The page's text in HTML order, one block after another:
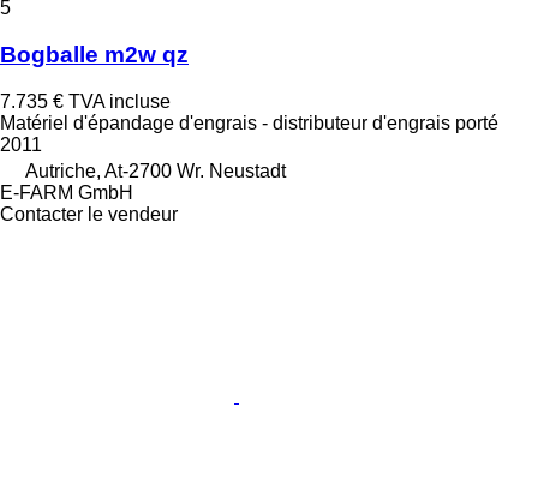
5
Bogballe m2w qz
7.735 € TVA incluse
Matériel d'épandage d'engrais - distributeur d'engrais porté
2011
Autriche, At-2700 Wr. Neustadt
E-FARM GmbH
Contacter le vendeur